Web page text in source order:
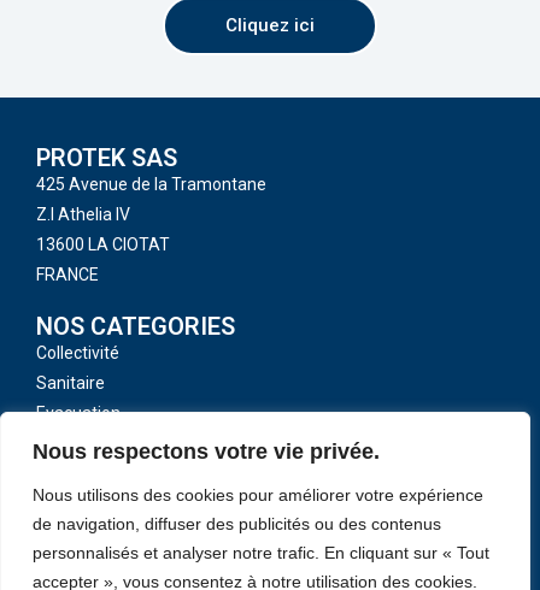
Nous respectons votre vie privée.
Nous utilisons des cookies pour améliorer votre expérience
de navigation, diffuser des publicités ou des contenus
personnalisés et analyser notre trafic. En cliquant sur « Tout
accepter », vous consentez à notre utilisation des cookies.
Cliquez ici
PROTEK SAS
425 Avenue de la Tramontane
Z.I Athelia IV
13600 LA CIOTAT
FRANCE
NOS CATEGORIES
Collectivité
Sanitaire
Evacuation
Toutes nos catégories
LIENS UTILES
CGV
Mentions légales
Politique de confidentialité